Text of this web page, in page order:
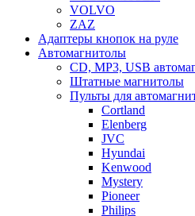
VOLVO
ZAZ
Адаптеры кнопок на руле
Автомагнитолы
CD, MP3, USB
Штатные магнитолы
Пульты для
Cortland
Elenberg
JVC
Hyundai
Kenwood
Mystery
Pioneer
Philips